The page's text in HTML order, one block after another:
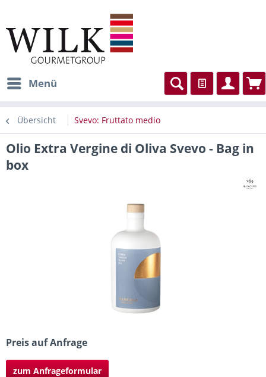
Menü
Übersicht Svevo: Fruttato medio
Olio Extra Vergine di Oliva Svevo - Bag in
box
Preis auf Anfrage
zum Anfrageformular